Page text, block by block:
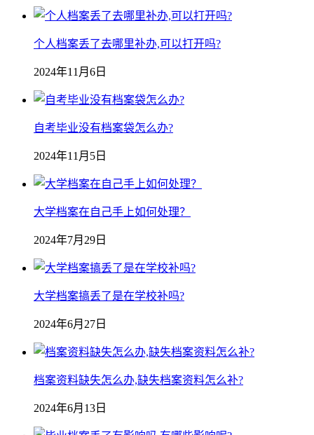
个人档案丢了去哪里补办,可以打开吗?
2024年11月6日
自考毕业没有档案袋怎么办?
2024年11月5日
大学档案在自己手上如何处理？
2024年7月29日
大学档案搞丢了是在学校补吗?
2024年6月27日
档案资料缺失怎么办,缺失档案资料怎么补?
2024年6月13日